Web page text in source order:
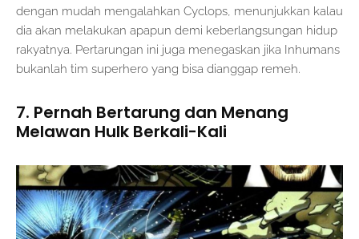
dengan mudah mengalahkan Cyclops, menunjukkan kalau
dia akan melakukan apapun demi keberlangsungan hidup
rakyatnya. Pertarungan ini juga menegaskan jika Inhumans
bukanlah tim superhero yang bisa dianggap remeh.
7. Pernah Bertarung dan Menang
Melawan Hulk Berkali-Kali